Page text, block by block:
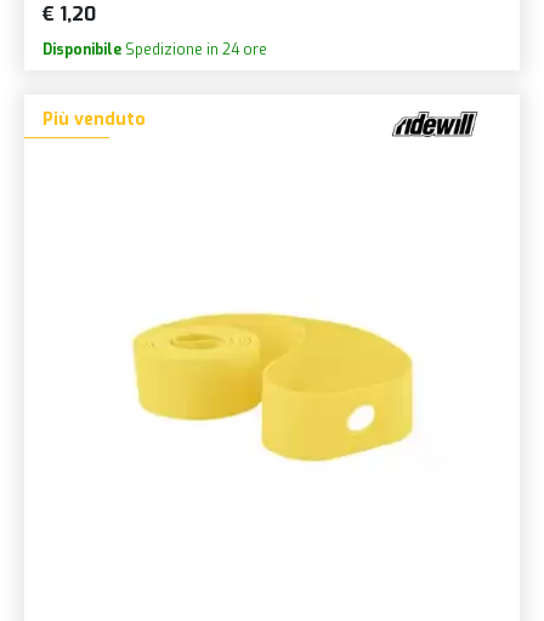
€ 1,20
Disponibile Spedizione in 24 ore
Più venduto